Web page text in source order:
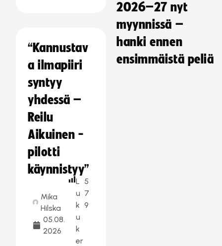
“Kannustav
a ilmapiiri
syntyy
yhdessä –
Reilu
Aikuinen -
pilotti
käynnistyy”
Mika
Hilska
05.08.
2026
L
u
k
u
k
er
5
7
9
2026–27 nyt
myynnissä –
hanki ennen
ensimmäistä peliä